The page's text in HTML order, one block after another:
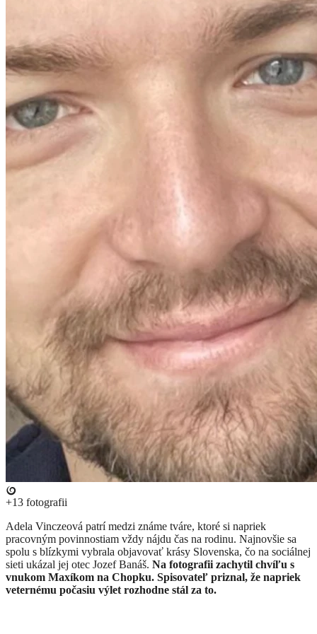
+13 fotografii
Adela Vinczeová patrí medzi známe tváre, ktoré si napriek
pracovným povinnostiam vždy nájdu čas na rodinu. Najnovšie sa
spolu s blízkymi vybrala objavovať krásy Slovenska, čo na sociálnej
sieti ukázal jej otec Jozef Banáš. Na fotografii zachytil chvíľu s
vnukom Maxíkom na Chopku. Spisovateľ priznal, že napriek
veternému počasiu výlet rozhodne stál za to.